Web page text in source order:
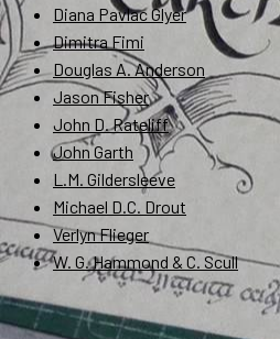
Diana Pavlac Glyer
Dimitra Fimi
Douglas A. Anderson
Jason Fisher
John D. Rateliff
John Garth
L.M. Gildersleeve
Michael D.C. Drout
Verlyn Flieger
W. G. Hammond & C. Scull